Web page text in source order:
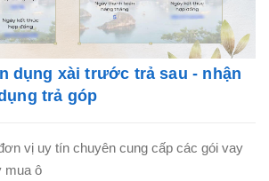
dụng xài trước trả sau - nhận
trả góp
vị uy tín chuyên cung cấp các gói vay
mua ô